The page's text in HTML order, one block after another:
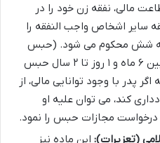
مالی، نفقه زن خود را در
سایر اشخاص واجب النفقه را
شش محکوم می شود. (حبس
تعزیری درجه شش، معمولاً بین ۶ ماه و ۱ روز تا ۲ سال حبس
پدر با وجود توانایی مالی، از
کند، می توان علیه او
مجازات حبس را نمود.
این ماده نیز